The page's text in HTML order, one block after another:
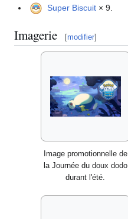
Super Biscuit × 9.
Imagerie [modifier]
Image promotionnelle de
la Journée du doux dodo
durant l'été.